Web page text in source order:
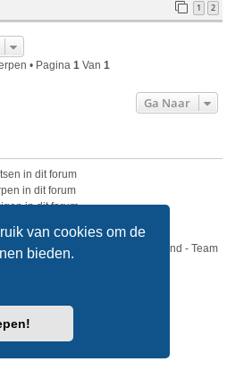
van cookies om de
bieden.
1 2
• Pagina 1 Van 1
Ga Naar
in dit forum
in dit forum
in dit forum
Nikon Club Nederland - Team
2023
Limited
& v12mike